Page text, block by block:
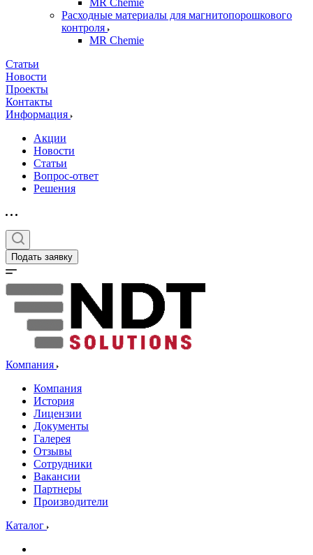
MR Chemie
Расходные материалы для магнитопорошкового
контроля
MR Chemie
Статьи
Новости
Проекты
Контакты
Информация
Акции
Новости
Статьи
Вопрос-ответ
Решения
Подать заявку
Компания
Компания
История
Лицензии
Документы
Галерея
Отзывы
Сотрудники
Вакансии
Партнеры
Производители
Каталог